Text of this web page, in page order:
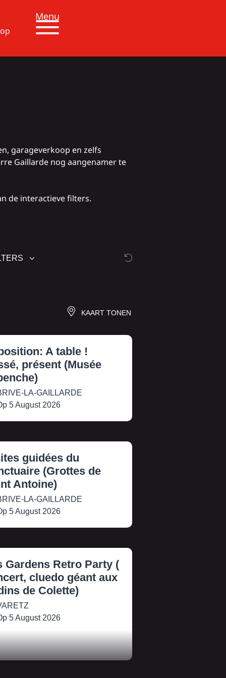
Menu
garageverkoop en zelfs
Gaillarde nog aangenamer te
de interactieve filters.
KAART TONEN
A table !
présent (Musée
LA-GAILLARDE
5 August 2026
guidées du
(Grottes de
Antoine)
LA-GAILLARDE
5 August 2026
Gardens Retro Party (
cluedo géant aux
de Colette)
5 August 2026